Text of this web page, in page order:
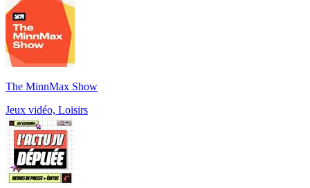
The MinnMax Show
Jeux vidéo, Loisirs